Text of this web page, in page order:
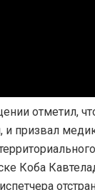
отметил,
и призвал
Коба